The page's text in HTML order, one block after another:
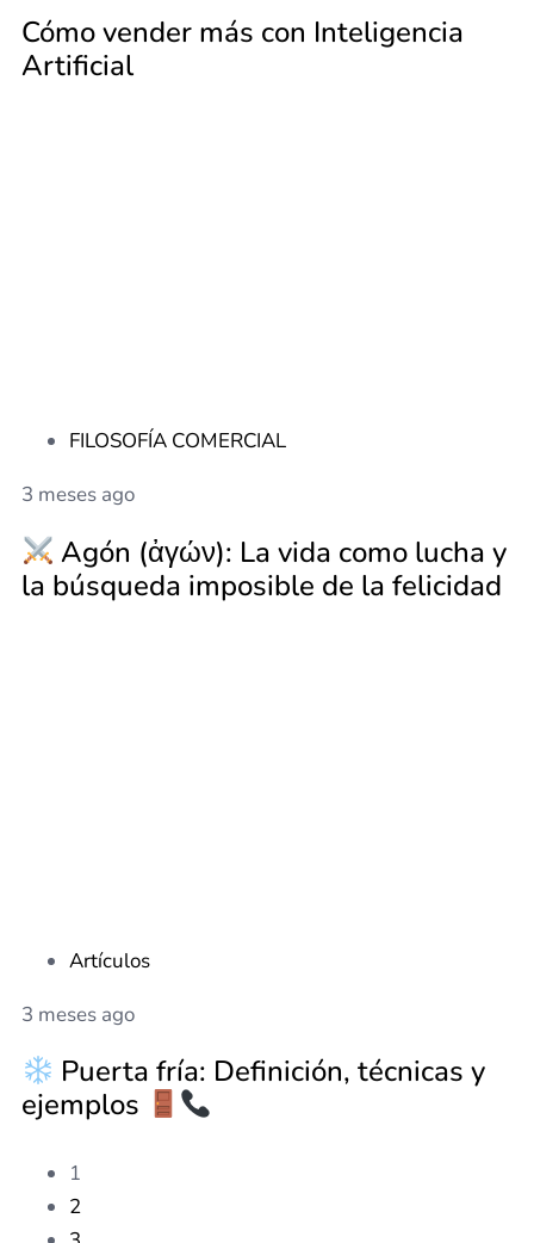
Cómo vender más con Inteligencia
Artificial
FILOSOFÍA COMERCIAL
3 meses ago
Agón (ἀγών): La vida como lucha y
la búsqueda imposible de la felicidad
Artículos
3 meses ago
Puerta fría: Definición, técnicas y
ejemplos
1
2